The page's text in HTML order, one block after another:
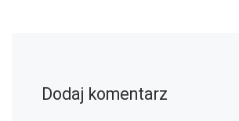
Dodaj komentarz